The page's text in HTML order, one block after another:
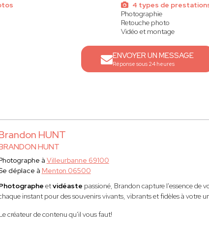
4 types de
Photographie
Retouche photo
Vidéo et montage
ENVOYER UN MESSAGE
Réponse sous 24 heures
HUNT
HUNT
à Villeurbanne 69100
déplace à Menton 06500
etvidéaste passioné, Brandon capture l'essence de
instant pour des souvenirs vivants, vibrants et fidèles à votre
créateur de contenu qu'il vous faut!